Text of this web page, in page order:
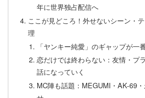
年に世界独占配信へ
ここが見どころ！外せないシーン・
理
「ヤンキー純愛」のギャップが一
恋だけでは終わらない：友情・プ
話になっていく
MC陣も話題：MEGUMI・AK-69